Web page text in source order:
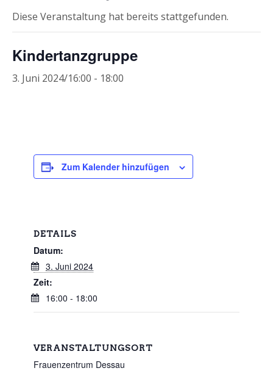
Diese Veranstaltung hat bereits stattgefunden.
Kindertanzgruppe
3. Juni 2024/16:00 - 18:00
Zum Kalender hinzufügen
DETAILS
Datum:
3. Juni 2024
Zeit:
16:00 - 18:00
VERANSTALTUNGSORT
Frauenzentrum Dessau